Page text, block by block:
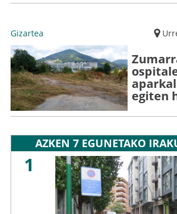
Gizartea
egiten
AZKEN 7 EGUNETAKO
1